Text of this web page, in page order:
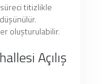
titizlikle
oluşturulabilir.
Açılış